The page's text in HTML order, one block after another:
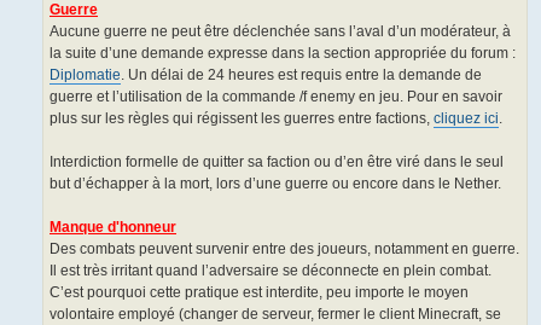
Guerre
Aucune guerre ne peut être déclenchée sans l’aval d’un modérateur, à
la suite d’une demande expresse dans la section appropriée du forum :
Diplomatie. Un délai de 24 heures est requis entre la demande de
guerre et l’utilisation de la commande /f enemy en jeu. Pour en savoir
plus sur les règles qui régissent les guerres entre factions, cliquez ici.
Interdiction formelle de quitter sa faction ou d’en être viré dans le seul
but d’échapper à la mort, lors d’une guerre ou encore dans le Nether.
Manque d'honneur
Des combats peuvent survenir entre des joueurs, notamment en guerre.
Il est très irritant quand l’adversaire se déconnecte en plein combat.
C’est pourquoi cette pratique est interdite, peu importe le moyen
volontaire employé (changer de serveur, fermer le client Minecraft, se